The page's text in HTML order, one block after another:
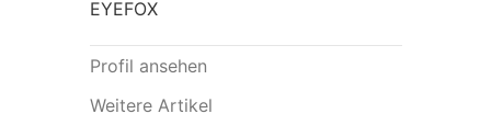
EYEFOX
Profil ansehen
Weitere Artikel